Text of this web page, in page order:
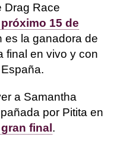
Drag Race
15 de
es la ganadora de
final en vivo y con
a Samantha
por Pitita en
final .